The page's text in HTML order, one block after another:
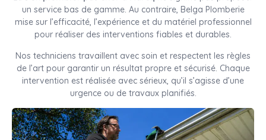
un service bas de gamme. Au contraire, Belga Plomberie
mise sur l’efficacité, l’expérience et du matériel professionnel
pour réaliser des interventions fiables et durables.
Nos techniciens travaillent avec soin et respectent les règles
de l’art pour garantir un résultat propre et sécurisé. Chaque
intervention est réalisée avec sérieux, qu’il s’agisse d’une
urgence ou de travaux planifiés.